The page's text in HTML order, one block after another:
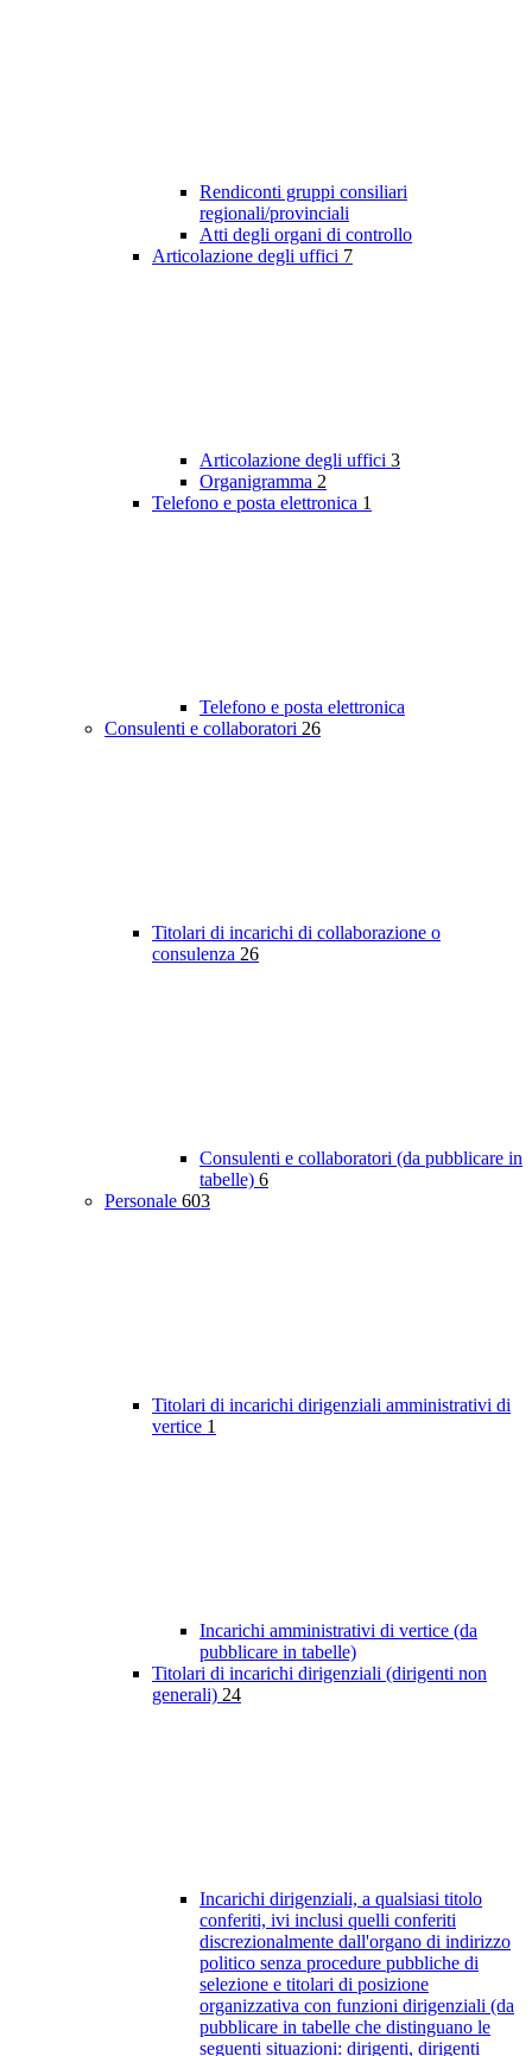
Rendiconti gruppi consiliari
regionali/provinciali
Atti degli organi di controllo
Articolazione degli uffici 7
Articolazione degli uffici 3
Organigramma 2
Telefono e posta elettronica 1
Telefono e posta elettronica
Consulenti e collaboratori 26
Titolari di incarichi di collaborazione o
consulenza 26
Consulenti e collaboratori (da pubblicare in
tabelle) 6
Personale 603
Titolari di incarichi dirigenziali amministrativi di
vertice 1
Incarichi amministrativi di vertice (da
pubblicare in tabelle)
Titolari di incarichi dirigenziali (dirigenti non
generali) 24
Incarichi dirigenziali, a qualsiasi titolo
conferiti, ivi inclusi quelli conferiti
discrezionalmente dall'organo di indirizzo
politico senza procedure pubbliche di
selezione e titolari di posizione
organizzativa con funzioni dirigenziali (da
pubblicare in tabelle che distinguano le
seguenti situazioni: dirigenti, dirigenti